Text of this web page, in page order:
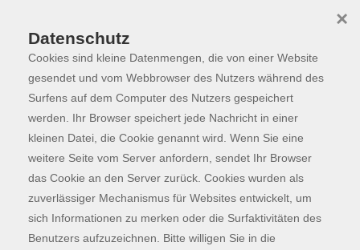
Skip to main content
Programm
Der Kurs konnte nicht gefunden werden.
Kontaktformular
Impressum
Datenschutz
Cookies sind kleine Datenmengen, die von einer Website
gesendet und vom Webbrowser des Nutzers während des
Surfens auf dem Computer des Nutzers gespeichert
werden. Ihr Browser speichert jede Nachricht in einer
kleinen Datei, die Cookie genannt wird. Wenn Sie eine
weitere Seite vom Server anfordern, sendet Ihr Browser
das Cookie an den Server zurück. Cookies wurden als
zuverlässiger Mechanismus für Websites entwickelt, um
sich Informationen zu merken oder die Surfaktivitäten des
Benutzers aufzuzeichnen. Bitte willigen Sie in die
×